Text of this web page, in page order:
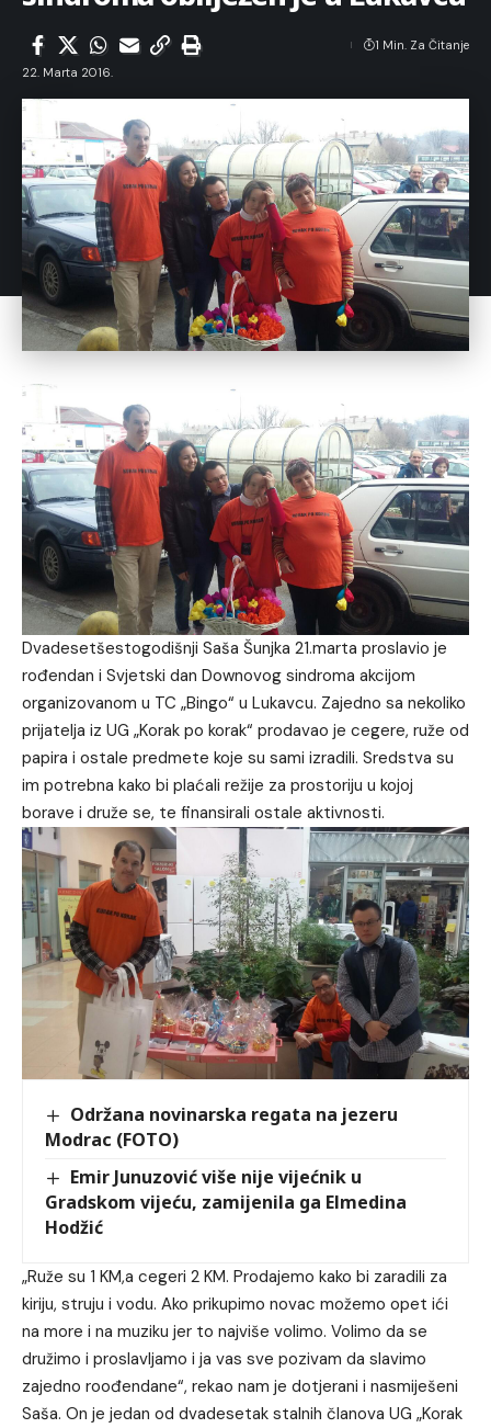
22. Marta 2016.
1 Min. Za Čitanje
Dvadesetšestogodišnji Saša Šunjka 21.marta proslavio je
rođendan i Svjetski dan Downovog sindroma akcijom
organizovanom u TC „Bingo“ u Lukavcu. Zajedno sa nekoliko
prijatelja iz UG „Korak po korak“ prodavao je cegere, ruže od
papira i ostale predmete koje su sami izradili. Sredstva su
im potrebna kako bi plaćali režije za prostoriju u kojoj
borave i druže se, te finansirali ostale aktivnosti.
Održana novinarska regata na jezeru
Modrac (FOTO)
Emir Junuzović više nije vijećnik u
Gradskom vijeću, zamijenila ga Elmedina
Hodžić
„Ruže su 1 KM,a cegeri 2 KM. Prodajemo kako bi zaradili za
kiriju, struju i vodu. Ako prikupimo novac možemo opet ići
na more i na muziku jer to najviše volimo. Volimo da se
družimo i proslavljamo i ja vas sve pozivam da slavimo
zajedno roođendane“, rekao nam je dotjerani i nasmiješeni
Saša. On je jedan od dvadesetak stalnih članova UG „Korak